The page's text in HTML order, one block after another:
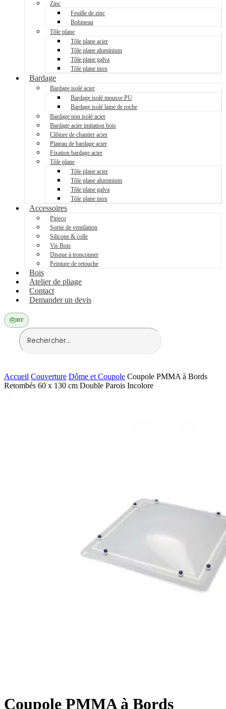
Zinc
Feuille de zinc
Bobineau
Tôle plane
Tôle plane acier
Tôle plane aluminium
Tôle plane galva
Tôle plane inox
Bardage
Bardage isolé acier
Bardage isolé mousse PU
Bardage isolé laine de roche
Bardage non isolé acier
Bardage acier imitation bois
Clôture de chantier acier
Plateau de bardage acier
Fixation bardage acier
Tôle plane
Tôle plane acier
Tôle plane aluminium
Tôle plane galva
Tôle plane inox
Accessoires
Pipeco
Sortie de ventilation
Silicone & colle
Vis Bois
Disque à tronçonner
Peinture de retouche
Bois
Atelier de pliage
Contact
Demander un devis
HT
Accueil Couverture Dôme et Coupole Coupole PMMA à Bords
Retombés 60 x 130 cm Double Parois Incolore
Coupole PMMA à Bords